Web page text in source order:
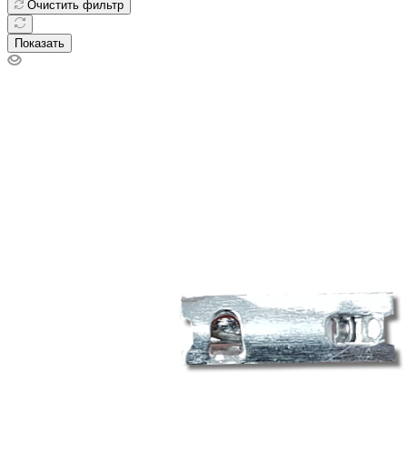
Очистить фильтр
Показать